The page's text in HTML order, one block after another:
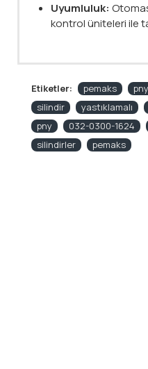
Uyumluluk:
kontrol üniteleri ile
Etiketler: pemaks pny
silindir
yastıklamalı
pny
032-0300-1624
silindirler
pemaks